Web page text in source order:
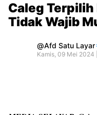
Caleg
Tidak Wajib
Afd Satu Layar
Kamis, 09 Mei 2024